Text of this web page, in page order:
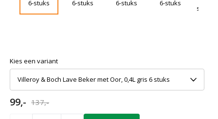
Kies een variant
Villeroy & Boch Lave Beker met Oor, 0,4L gris 6 stuks
99,- 137,-